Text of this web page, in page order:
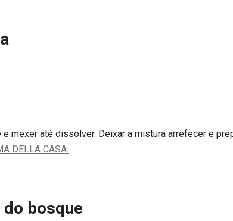
mexer até dissolver. Deixar a mistura arrefecer e
DELLA CASA.
bosque